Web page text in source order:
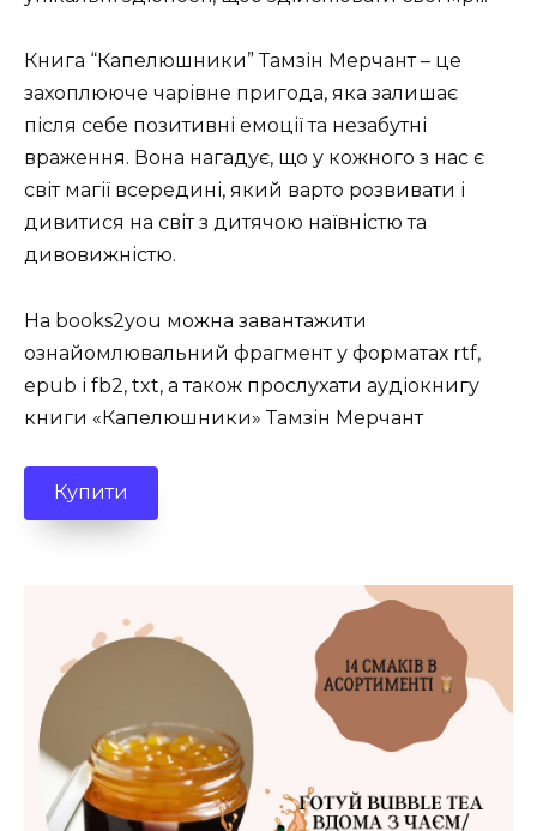
Книга “Капелюшники” Тамзін Мерчант – це
захоплююче чарівне пригода, яка залишає
після себе позитивні емоції та незабутні
враження. Вона нагадує, що у кожного з нас є
світ магії всередині, який варто розвивати і
дивитися на світ з дитячою наївністю та
дивовижністю.
На books2you можна завантажити
ознайомлювальний фрагмент у форматах rtf,
epub і fb2, txt, а також прослухати аудіокнигу
книги «Капелюшники» Тамзін Мерчант
Купити